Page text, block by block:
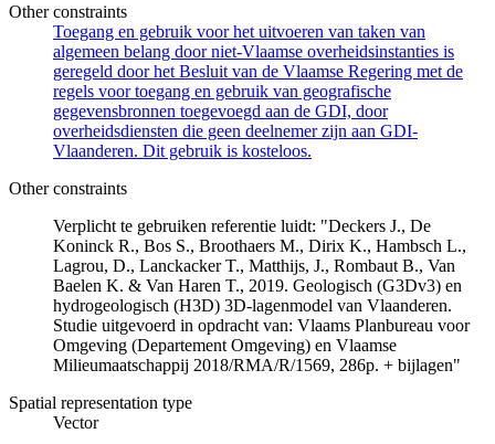
Other constraints
Toegang en gebruik voor het uitvoeren van taken van
algemeen belang door niet-Vlaamse overheidsinstanties is
geregeld door het Besluit van de Vlaamse Regering met de
regels voor toegang en gebruik van geografische
gegevensbronnen toegevoegd aan de GDI, door
overheidsdiensten die geen deelnemer zijn aan GDI-
Vlaanderen. Dit gebruik is kosteloos.
Other constraints
Verplicht te gebruiken referentie luidt: "Deckers J., De
Koninck R., Bos S., Broothaers M., Dirix K., Hambsch L.,
Lagrou, D., Lanckacker T., Matthijs, J., Rombaut B., Van
Baelen K. & Van Haren T., 2019. Geologisch (G3Dv3) en
hydrogeologisch (H3D) 3D-lagenmodel van Vlaanderen.
Studie uitgevoerd in opdracht van: Vlaams Planbureau voor
Omgeving (Departement Omgeving) en Vlaamse
Milieumaatschappij 2018/RMA/R/1569, 286p. + bijlagen"
Spatial representation type
Vector